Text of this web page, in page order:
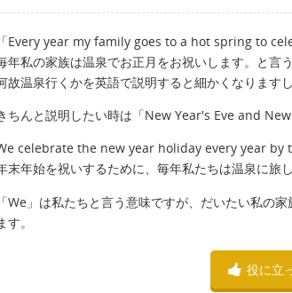
「Every year my family goes to a hot spring to
年私の家族は温泉でお正月をお祝いします。と言う
故温泉行くかを英語で説明すると細かくなります
ちんと説明したい時は「New Year's Eve and
celebrate the new year holiday every year
末年始を祝いするために、毎年私たちは温泉に旅し
「We」は私たちと言う意味ですが、だいたい私の
す。
役に立